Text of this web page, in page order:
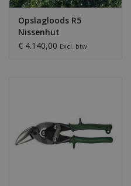
Opslagloods R5
Nissenhut
€ 4.140,00 Excl. btw